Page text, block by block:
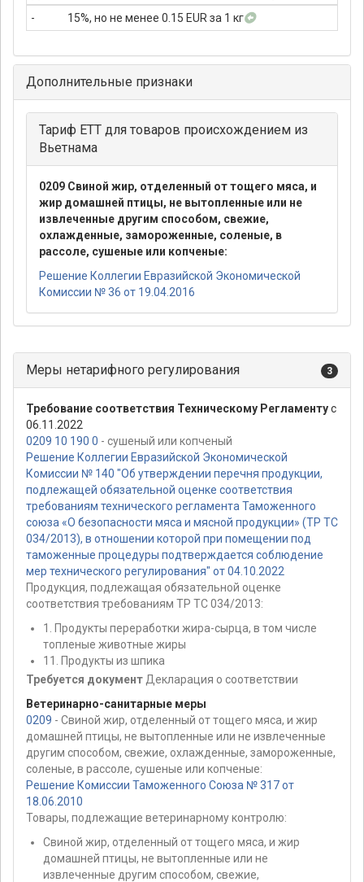
-
15%, но не менее 0.15 EUR за 1 кг
Дополнительные признаки
Тариф ЕТТ для товаров происхождением из
Вьетнама
0209 Свиной жир, отделенный от тощего мяса, и
жир домашней птицы, не вытопленные или не
извлеченные другим способом, свежие,
охлажденные, замороженные, соленые, в
рассоле, сушеные или копченые:
Решение Коллегии Евразийской Экономической
Комиссии № 36 от 19.04.2016
Меры нетарифного регулирования 3
Требование соответствия Техническому Регламентус
06.11.2022
0209 10 190 0 - сушеный или копченый
Решение Коллегии Евразийской Экономической
Комиссии № 140 "Об утверждении перечня продукции,
подлежащей обязательной оценке соответствия
требованиям технического регламента Таможенного
союза «О безопасности мяса и мясной продукции» (ТР ТС
034/2013), в отношении которой при помещении под
таможенные процедуры подтверждается соблюдение
мер технического регулирования" от 04.10.2022
Продукция, подлежащая обязательной оценке
соответствия требованиям ТР ТС 034/2013:
1. Продукты переработки жира-сырца, в том числе
топленые животные жиры
11. Продукты из шпика
Требуется документ Декларация о соответствии
Ветеринарно-санитарные меры
0209 - Свиной жир, отделенный от тощего мяса, и жир
домашней птицы, не вытопленные или не извлеченные
другим способом, свежие, охлажденные, замороженные,
соленые, в рассоле, сушеные или копченые:
Решение Комиссии Таможенного Союза № 317 от
18.06.2010
Товары, подлежащие ветеринарному контролю:
Свиной жир, отделенный от тощего мяса, и жир
домашней птицы, не вытопленные или не
извлеченные другим способом, свежие,